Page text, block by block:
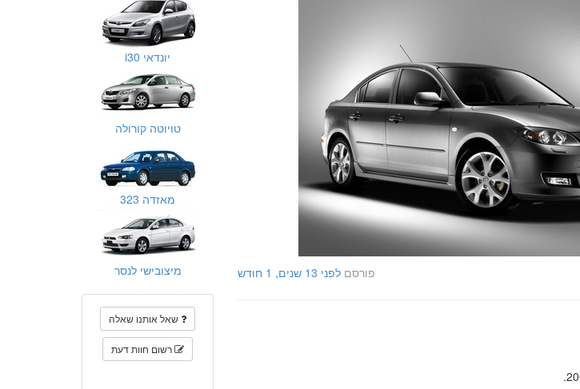
פורסם לפני 13 שנים, 1 חודש
יונדאי i30
טויוטה קורולה
מאזדה 323
מיצובישי לנסר
שאל אותנו שאלה
רשום חוות דעת